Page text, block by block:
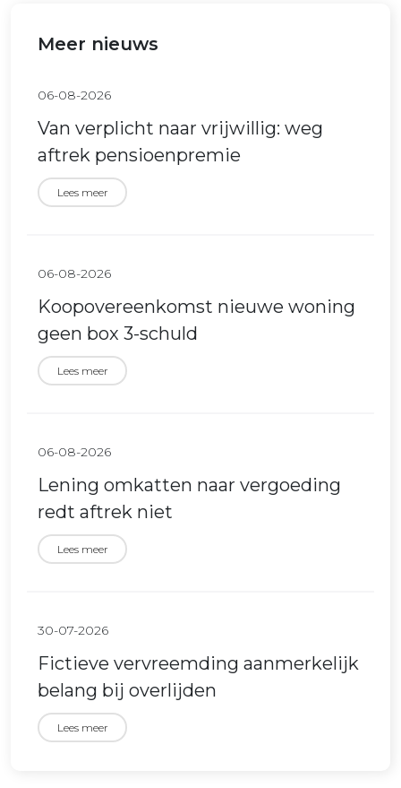
Meer nieuws
06-08-2026
Van verplicht naar vrijwillig: weg
aftrek pensioenpremie
Lees meer
06-08-2026
Koopovereenkomst nieuwe woning
geen box 3-schuld
Lees meer
06-08-2026
Lening omkatten naar vergoeding
redt aftrek niet
Lees meer
30-07-2026
Fictieve vervreemding aanmerkelijk
belang bij overlijden
Lees meer